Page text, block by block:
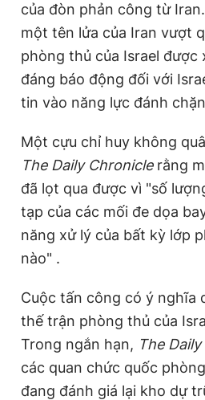
của đòn phản công từ
một tên lửa của Iran vượt
phòng thủ của Israel được
đáng báo động đối với
tin vào năng lực đánh
Một cựu chỉ huy không
The Daily Chroniclerằng
đã lọt qua được vì "số
tạp của các mối đe dọa
năng xử lý của bất kỳ lớp
nào" .
Cuộc tấn công có ý nghĩa
thế trận phòng thủ của
Trong ngắn hạn, The
các quan chức quốc
đang đánh giá lại kho dự